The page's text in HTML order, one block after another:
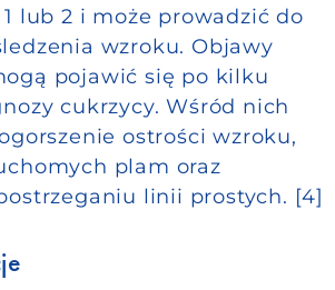
lub 2 i może prowadzić do
wzroku. Objawy
pojawić się po kilku
cukrzycy. Wśród nich
ostrości wzroku,
plam oraz
linii prostych. [4]